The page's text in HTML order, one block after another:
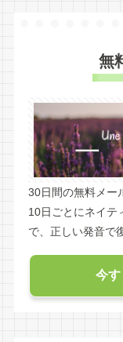
無
30日間の無料メー
10日ごとにネイテ
で、正しい発音で
今す